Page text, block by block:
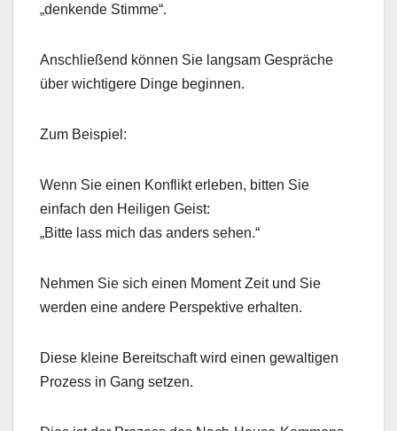
„denkende Stimme“.
Anschließend können Sie langsam Gespräche
über wichtigere Dinge beginnen.
Zum Beispiel:
Wenn Sie einen Konflikt erleben, bitten Sie
einfach den Heiligen Geist:
„Bitte lass mich das anders sehen.“
Nehmen Sie sich einen Moment Zeit und Sie
werden eine andere Perspektive erhalten.
Diese kleine Bereitschaft wird einen gewaltigen
Prozess in Gang setzen.